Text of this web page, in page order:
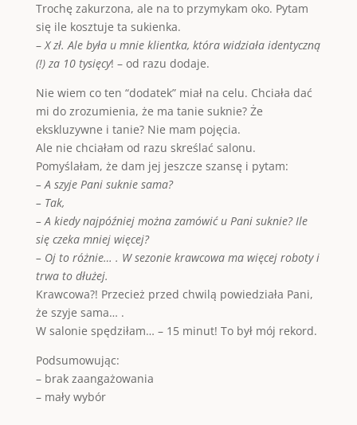
Trochę zakurzona, ale na to przymykam oko. Pytam
się ile kosztuje ta sukienka.
–X zł. Ale była u mnie klientka, która widziała identyczną
(!) za 10 tysięcy! – od razu dodaje.
Nie wiem co ten “dodatek” miał na celu. Chciała dać
mi do zrozumienia, że ma tanie suknie? Że
ekskluzywne i tanie? Nie mam pojęcia.
Ale nie chciałam od razu skreślać salonu.
Pomyślałam, że dam jej jeszcze szansę i pytam:
– A szyje Pani suknie sama?
– Tak,
– A kiedy najpóźniej można zamówić u Pani suknie? Ile
się czeka mniej więcej?
– Oj to różnie… . W sezonie krawcowa ma więcej roboty i
trwa to dłużej.
Krawcowa?! Przecież przed chwilą powiedziała Pani,
że szyje sama… .
W salonie spędziłam… – 15 minut! To był mój rekord.
Podsumowując:
– brak zaangażowania
– mały wybór